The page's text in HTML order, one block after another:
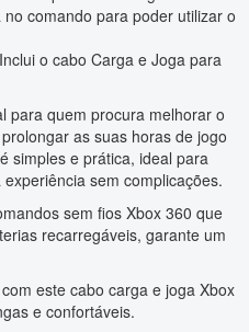
comando para poder utilizar o
Inclui o cabo Carga e Joga para
para quem procura melhorar o
as suas horas de jogo
simples e prática, ideal para
sem complicações.
sem fios Xbox 360 que
recarregáveis, garante um
este cabo carga e joga Xbox
e confortáveis.